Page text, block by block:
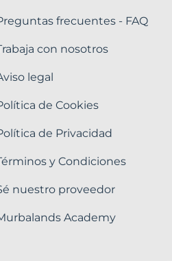
frecuentes - FAQ
con nosotros
legal
de Cookies
de Privacidad
y Condiciones
nuestro proveedor
Academy